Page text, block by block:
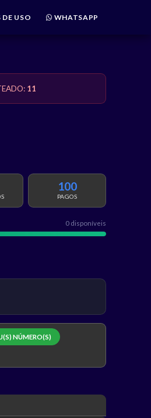
USO WHATSAPP
11
100
PAGOS
0 disponíveis
NÚMERO(S)